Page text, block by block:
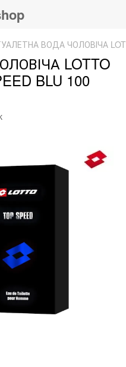
ВОДА ЧОЛОВІЧА
LOTTO
BLU 100